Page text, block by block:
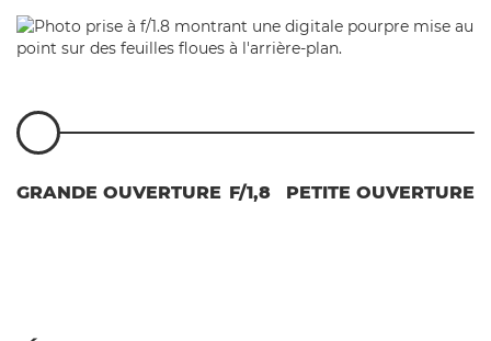
GRANDE OUVERTURE F/1,8 PETITE OUVERTURE